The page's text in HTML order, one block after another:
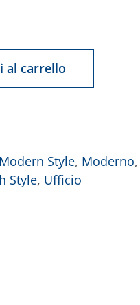
al carrello
Modern Style, Moderno,
Style, Ufficio